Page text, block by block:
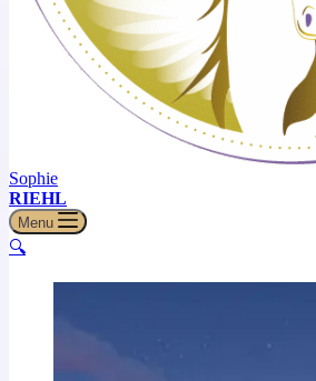
Sophie
RIEHL
Menu
🔍